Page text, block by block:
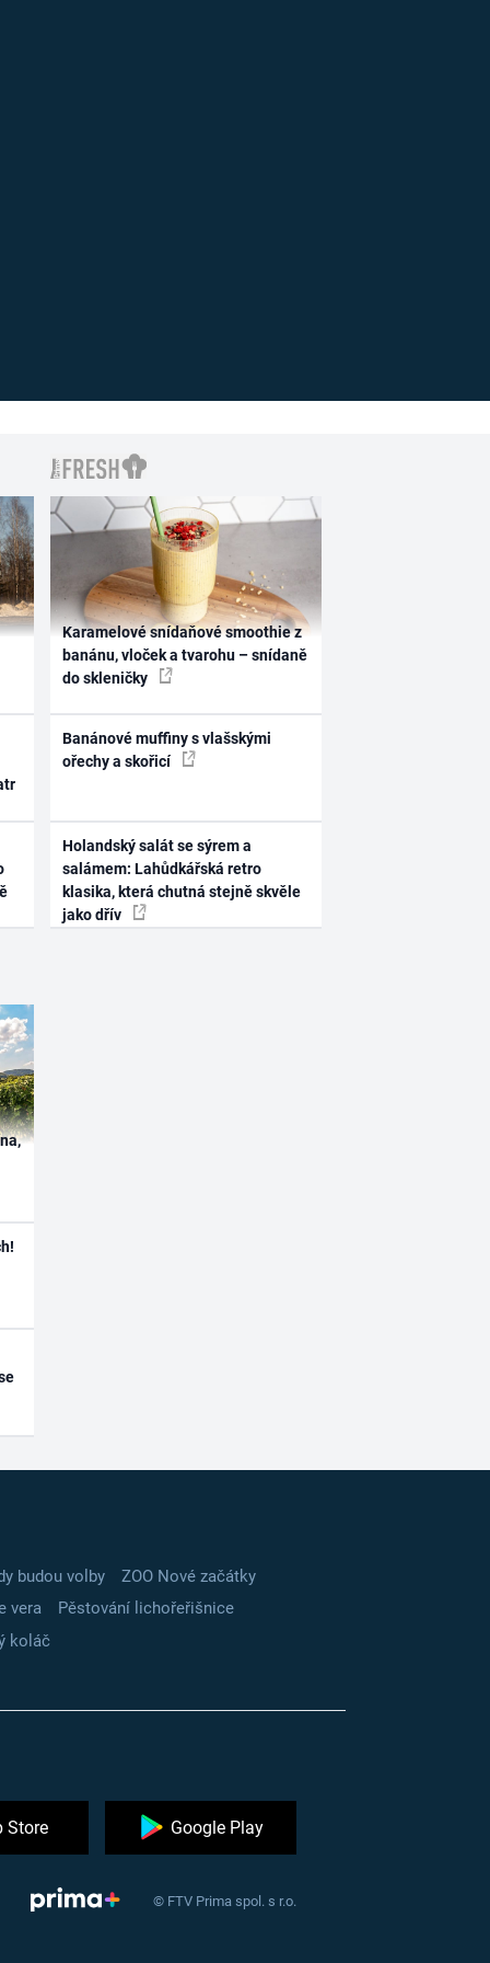
Karamelové snídaňové smoothie z
banánu, vloček a tvarohu – snídaně
do skleničky
Banánové muffiny s vlašskými
ořechy a skořicí
Holandský salát se sýrem a
salámem: Lahůdkářská retro
klasika, která chutná stejně skvěle
jako dřív
budou volby
ZOO Nové začátky
vera
Pěstování lichořeřišnice
koláč
Store Google Play
© FTV Prima spol. s r.o.